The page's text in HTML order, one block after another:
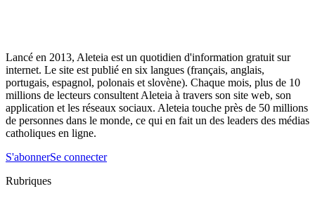
Lancé en 2013, Aleteia est un quotidien d'information gratuit sur
internet. Le site est publié en six langues (français, anglais,
portugais, espagnol, polonais et slovène). Chaque mois, plus de 10
millions de lecteurs consultent Aleteia à travers son site web, son
application et les réseaux sociaux. Aleteia touche près de 50 millions
de personnes dans le monde, ce qui en fait un des leaders des médias
catholiques en ligne.
S'abonnerSe connecter
Rubriques